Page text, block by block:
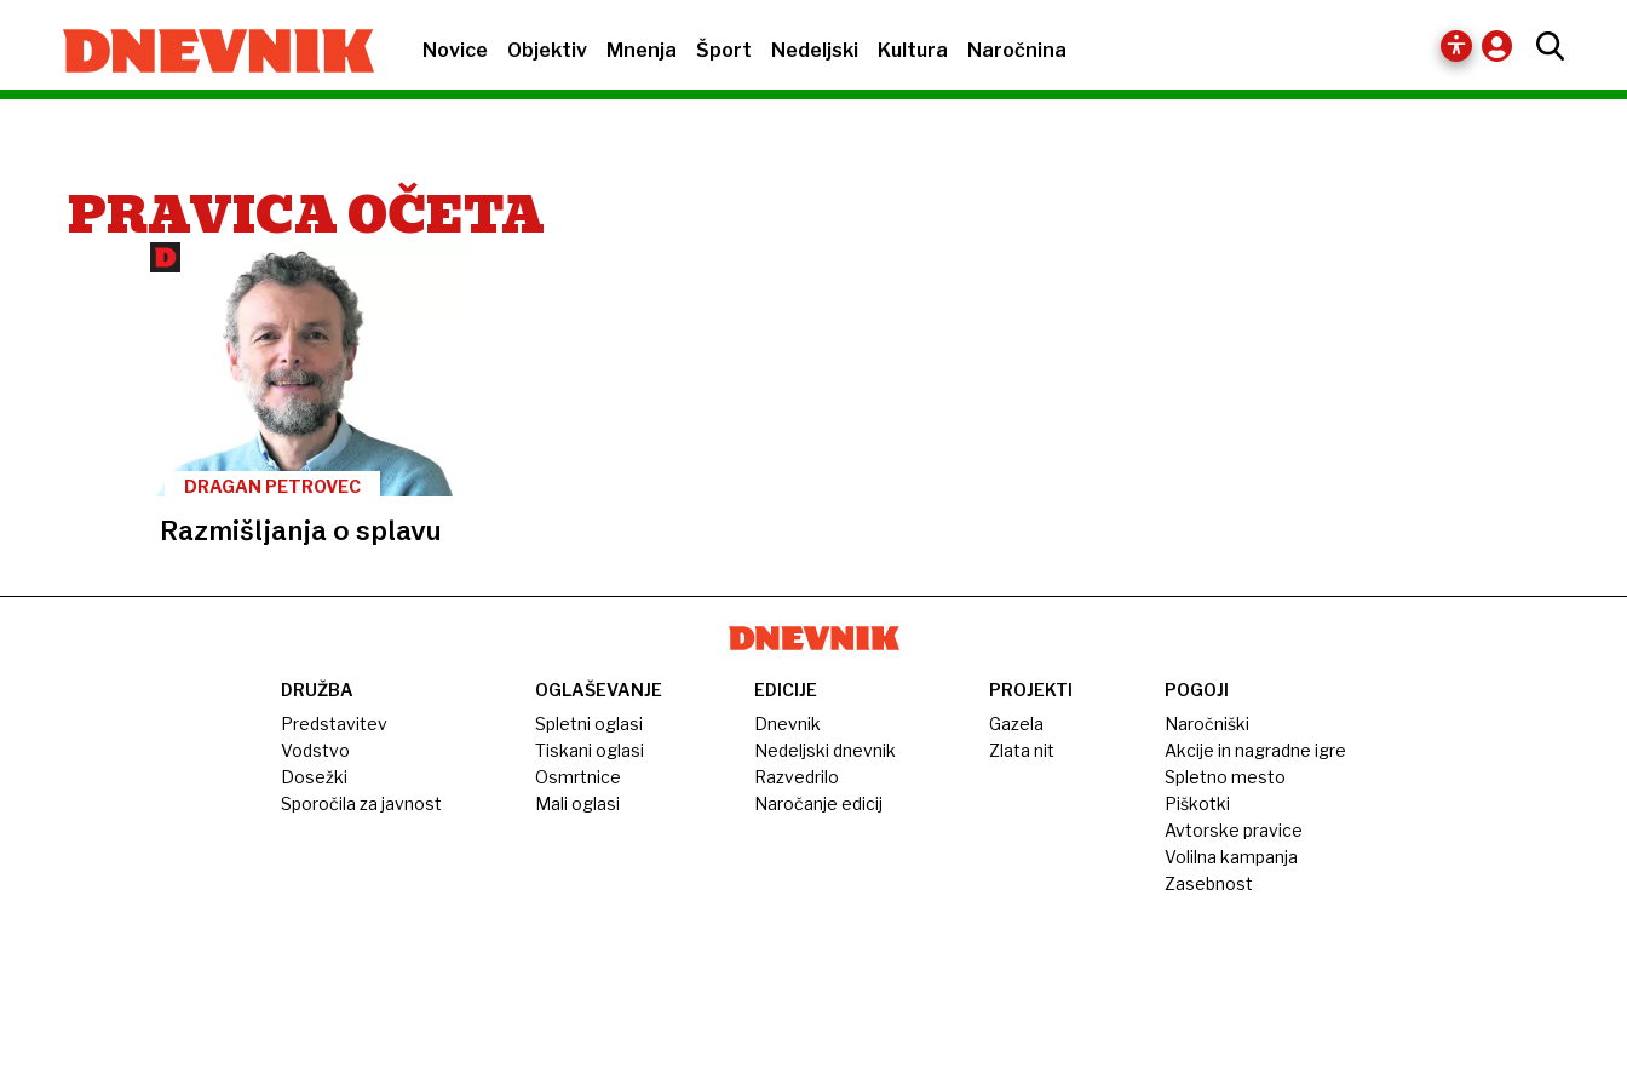
Novice Objektiv Mnenja Šport Nedeljski Kultura Naročnina
PRAVICA OČETA
DRAGAN PETROVEC
Razmišljanja o splavu
DRUŽBA
Predstavitev
Vodstvo
Dosežki
Sporočila za javnost
OGLAŠEVANJE
Spletni oglasi
Tiskani oglasi
Osmrtnice
Mali oglasi
EDICIJE
Dnevnik
Nedeljski dnevnik
Razvedrilo
Naročanje edicij
PROJEKTI
Gazela
Zlata nit
POGOJI
Naročniški
Akcije in nagradne igre
Spletno mesto
Piškotki
Avtorske pravice
Volilna kampanja
Zasebnost